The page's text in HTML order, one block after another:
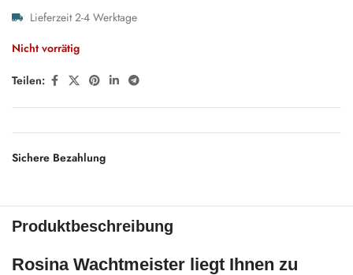
Lieferzeit 2-4 Werktage
Nicht vorrätig
Teilen:
Sichere Bezahlung
Produktbeschreibung
Rosina Wachtmeister liegt Ihnen zu